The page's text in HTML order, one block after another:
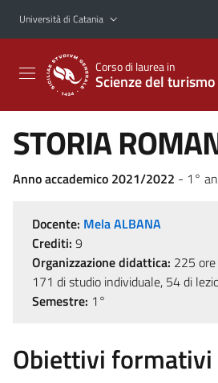
Vai al contenuto principale
Vai al menu di navigazione
Università di Catania
Corso di laurea in
Scienze del turismo
STORIA
Anno accademico 2021/2022 - 1°
Docente: Mela ALBANA
Crediti: 9
Organizzazione didattica: 225
171 di studio individuale, 54 di
Semestre: 1°
Obiettivi formativi